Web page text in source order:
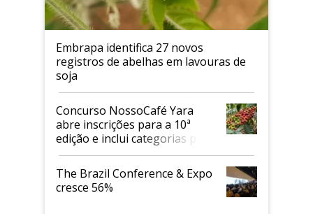
Embrapa identifica 27 novos
registros de abelhas em lavouras de
soja
Concurso NossoCafé Yara
abre inscrições para a 10ª
edição e inclui categorias para
cafés Canephora
The Brazil Conference & Expo
cresce 56%